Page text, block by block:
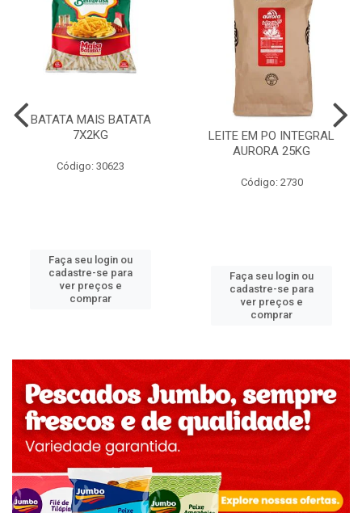
BATATA MAIS BATATA
7X2KG
Código: 30623
Faça seu login ou
cadastre-se para
ver preços e
comprar
LEITE EM PO INTEGRAL
AURORA 25KG
Código: 2730
Faça seu login ou
cadastre-se para
ver preços e
comprar